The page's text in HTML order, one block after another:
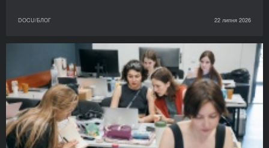
DOCU/БЛОГ 22 липня 2026